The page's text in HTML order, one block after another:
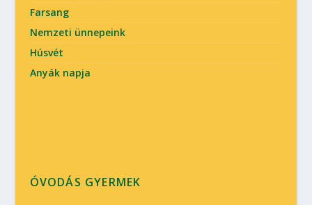
Farsang
Nemzeti ünnepeink
Húsvét
Anyák napja
ÓVODÁS GYERMEK